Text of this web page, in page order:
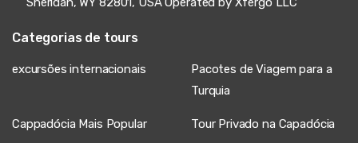
Categorias de tours
excursões internacionais
Pacotes de Viagem para a
Turquia
Cappadócia Mais Popular Tour Privado na Capadócia